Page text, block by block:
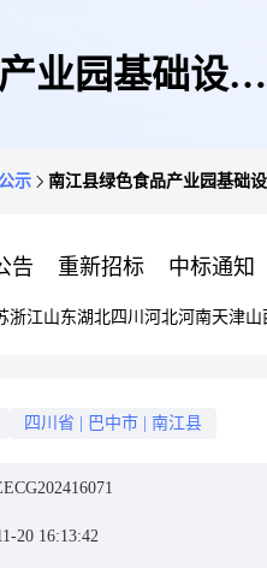
业园基础设施
示 南江县绿色食品产业园基础
告 重新招标 中标通知
浙江山东湖北四川 河北河南天津山
四川省 巴中市 南江县
20 16:13:42